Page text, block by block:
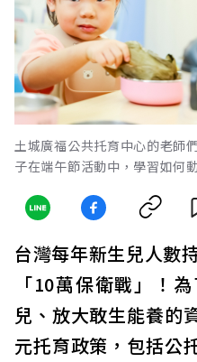
土城廣福公共托育中心的老師
子在端午節活動中，學習如何
台灣每年新生兒人數
「10萬保衛戰」！
兒、放大敢生能養的
元托育政策，包括公